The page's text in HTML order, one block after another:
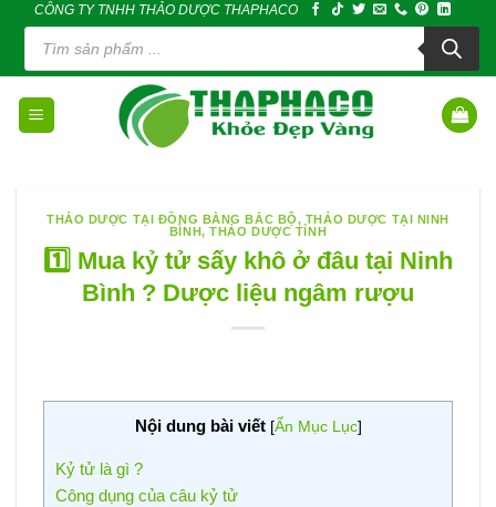
content
CÔNG TY TNHH THẢO DƯỢC THAPHACO
Tìm
kiếm
phẩm
THẢO DƯỢC TẠI ĐỒNG BẰNG BẮC BỘ, THẢO DƯỢC TẠI NINH
BÌNH,THẢO DƯỢC TỈNH
1️⃣ Mua kỷ tử sấy khô ở đâu tại Ninh
Bình ? Dược liệu ngâm rượu
Nội dung bài viết [Ẩn Mục Lục]
Kỷ tử là gì ?
Công dụng của câu kỷ tử